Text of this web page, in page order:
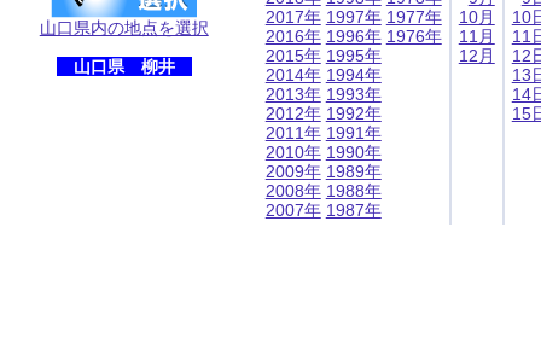
山口県内の地点を選択
山口県 柳井
2017年
2016年
2015年
2014年
2013年
2012年
2011年
2010年
2009年
2008年
2007年
1997年
1996年
1995年
1994年
1993年
1992年
1991年
1990年
1989年
1988年
1987年
1977年
1976年
10月
11月
12月
10
11
12
13
14
15